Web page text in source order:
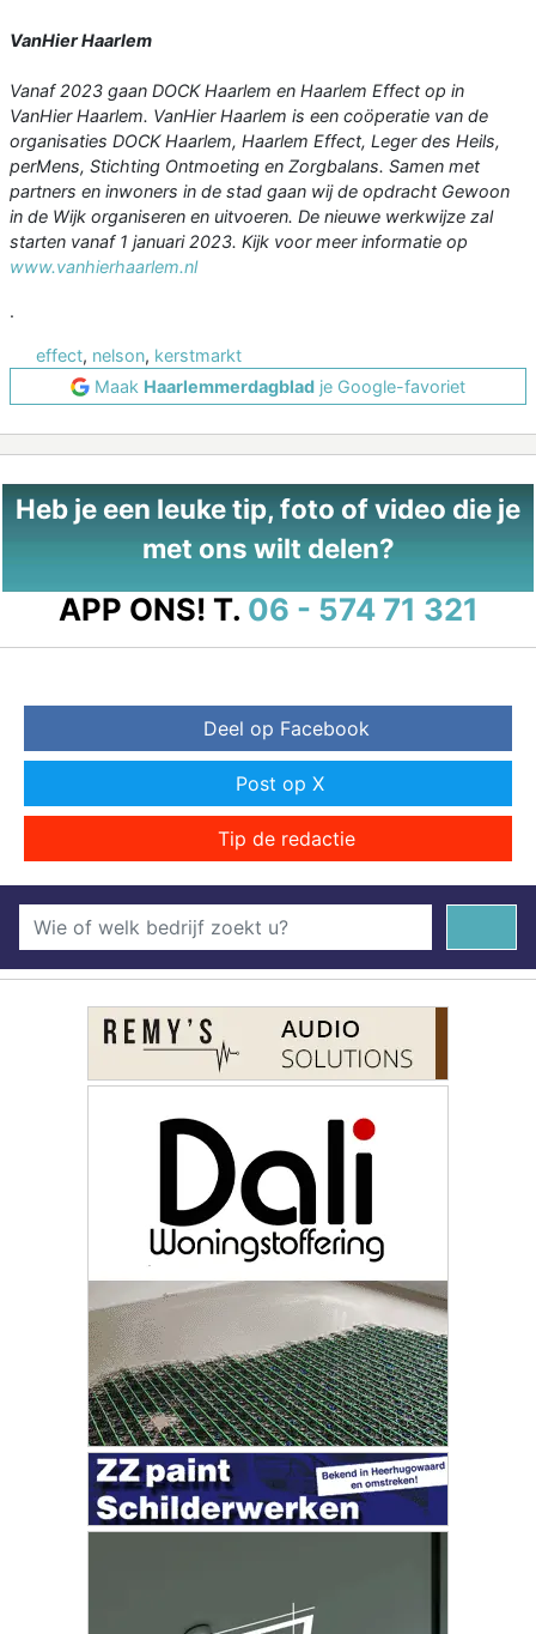
VanHier Haarlem
Vanaf 2023 gaan DOCK Haarlem en Haarlem Effect op in
VanHier Haarlem. VanHier Haarlem is een coöperatie van de
organisaties DOCK Haarlem, Haarlem Effect, Leger des Heils,
perMens, Stichting Ontmoeting en Zorgbalans. Samen met
partners en inwoners in de stad gaan wij de opdracht Gewoon
in de Wijk organiseren en uitvoeren. De nieuwe werkwijze zal
starten vanaf 1 januari 2023. Kijk voor meer informatie op
www.vanhierhaarlem.nl
.
effect, nelson, kerstmarkt
Maak Haarlemmerdagblad je Google-favoriet
Heb je een leuke tip, foto of video die je
met ons wilt delen?
APP ONS! T. 06 - 574 71 321
Deel op Facebook
Post op X
Tip de redactie